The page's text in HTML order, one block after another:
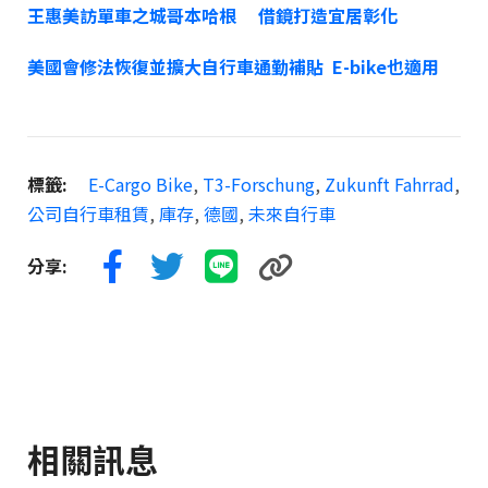
王惠美訪單車之城哥本哈根 借鏡打造宜居彰化
美國會修法恢復並擴大自行車通勤補貼 E-bike也適用
標籤: E-Cargo Bike, T3-Forschung, Zukunft Fahrrad,
公司自行車租賃, 庫存, 德國, 未來自行車
分享:
相關訊息